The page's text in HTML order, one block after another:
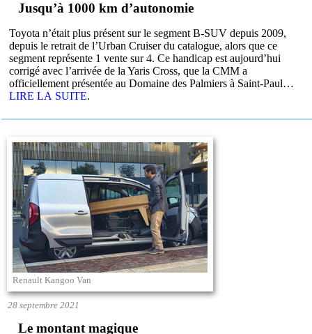
Jusqu’à 1000 km d’autonomie
Toyota n’était plus présent sur le segment B-SUV depuis 2009,
depuis le retrait de l’Urban Cruiser du catalogue, alors que ce
segment représente 1 vente sur 4. Ce handicap est aujourd’hui
corrigé avec l’arrivée de la Yaris Cross, que la CMM a
officiellement présentée au Domaine des Palmiers à Saint-Paul…
LIRE LA SUITE.
Renault Kangoo Van
28 septembre 2021
Le montant magique